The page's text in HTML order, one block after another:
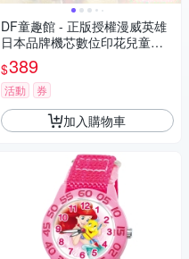
DF童趣館 - 正版授權漫威英雄
日本品牌機芯數位印花兒童手
錶
$389
活動 券
加入購物車